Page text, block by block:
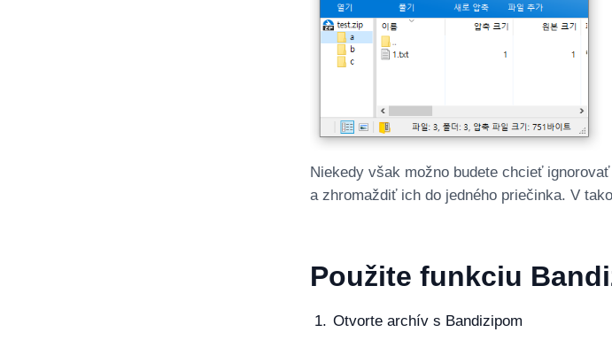
Niekedy však možno budete chcieť
a zhromaždiť ich do jedného priečinka. V
Použite funkciu
Otvorte archív s Bandizipom